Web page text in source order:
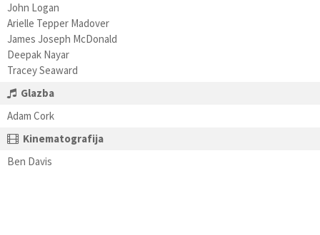
John Logan
Arielle Tepper Madover
James Joseph McDonald
Deepak Nayar
Tracey Seaward
Glazba
Adam Cork
Kinematografija
Ben Davis